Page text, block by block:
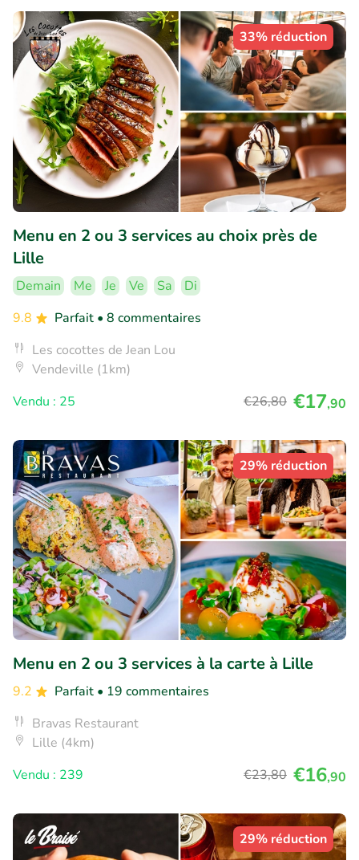
33% réduction
Menu en 2 ou 3 services au choix près de
Lille
Demain Me Je Ve Sa
Di
9.8
Parfait • 8 commentaires
Les cocottes de Jean Lou
Vendeville (1km)
Vendu : 25
€26,80 €17,90
29% réduction
Menu en 2 ou 3 services à la carte à Lille
9.2 Parfait • 19 commentaires
Bravas Restaurant
Lille (4km)
Vendu : 239
€23,80 €16,90
29% réduction